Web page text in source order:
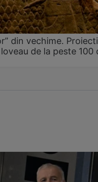
din vechime.
de la peste 100